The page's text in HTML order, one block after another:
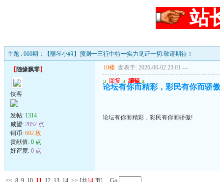
站
主题 : 060期：【丽琴小姐】预测━三行中特━实力见证一切.敬请期待！
【 随缘飘零】
侠客
发帖: 1314
威望: 2852 点
铜币: 692 枚
贡献值: 0 点
好评度: 0 点
10楼 发表于: 2026-06-02 23:01 ---
u 回复 u 编辑 u
论坛有你而精彩，彩民有你而骄
论坛有你而精彩，彩民有你而骄傲!
<< 8 9 10 11 12 13 14 >> [共14 页] Go